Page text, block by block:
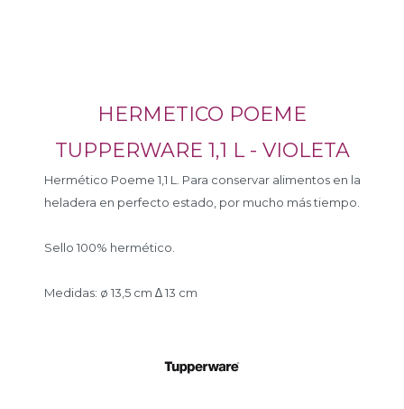
HERMETICO POEME
TUPPERWARE 1,1 L - VIOLETA
Hermético Poeme 1,1 L. Para conservar alimentos en la
heladera en perfecto estado, por mucho más tiempo.
Sello 100% hermético.
Medidas: ø 13,5 cm ∆ 13 cm